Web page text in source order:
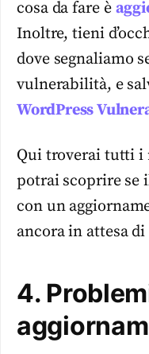
cosa da fare è
Inoltre, tieni
dove segnaliamo
vulnerabilità, e
WordPress
Qui troverai tutti
potrai scoprire se
con un
ancora in attesa
4.